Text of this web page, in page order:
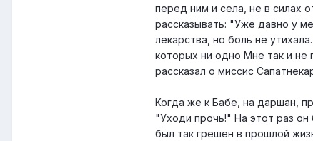
перед ним и села, не в силах
рассказывать: "Уже давно у
лекарства, но боль не
которых ни одно Мне так и не
рассказал о миссис
Когда же к Бабе, на даршан,
"Уходи прочь!" На этот раз
был так грешен в прошлой